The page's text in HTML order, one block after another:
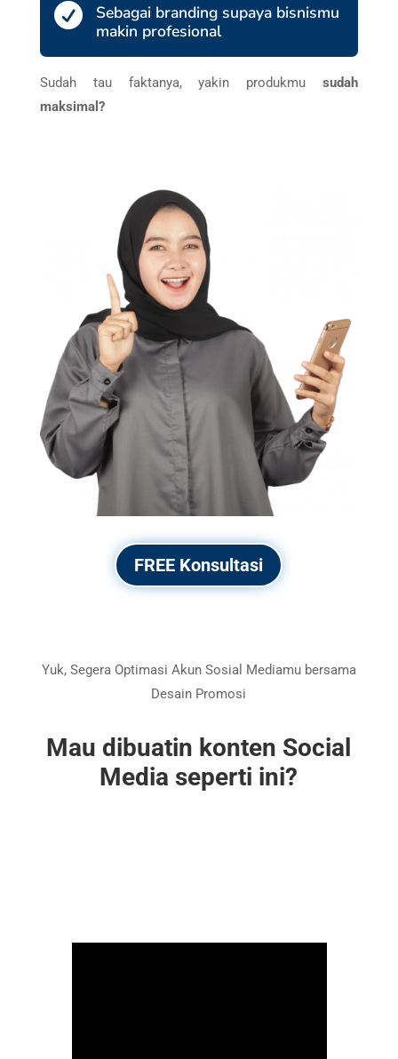

Sebagai branding supaya bisnismu
makin profesional
Sudah tau faktanya, yakin produkmusudah
maksimal?
FREE Konsultasi
Yuk, Segera Optimasi Akun Sosial Mediamu bersama
Desain Promosi
Mau dibuatin konten Social
Media seperti ini?